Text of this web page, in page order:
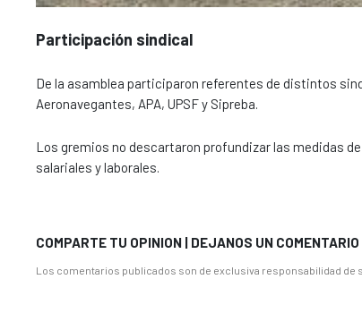
Participación sindical
De la asamblea participaron referentes de distintos
Aeronavegantes, APA, UPSF y Sipreba.
Los gremios no descartaron profundizar las medidas
salariales y laborales.
COMPARTE TU OPINION | DEJANOS UN COMENTARIO
Los comentarios publicados son de exclusiva responsabilidad